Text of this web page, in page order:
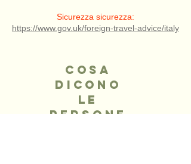
Sicurezza sicurezza:
https://www.gov.uk/foreign-travel-advice/italy
COSA
DICONO
LE
PERSONE